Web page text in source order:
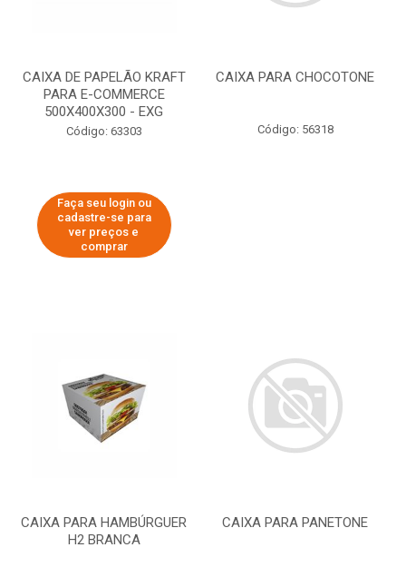
CAIXA DE PAPELÃO KRAFT
PARA E-COMMERCE
500X400X300 - EXG
Código: 63303
Faça seu login ou
cadastre-se para
ver preços e
comprar
CAIXA PARA CHOCOTONE
Código: 56318
CAIXA PARA HAMBÚRGUER
H2 BRANCA
CAIXA PARA PANETONE